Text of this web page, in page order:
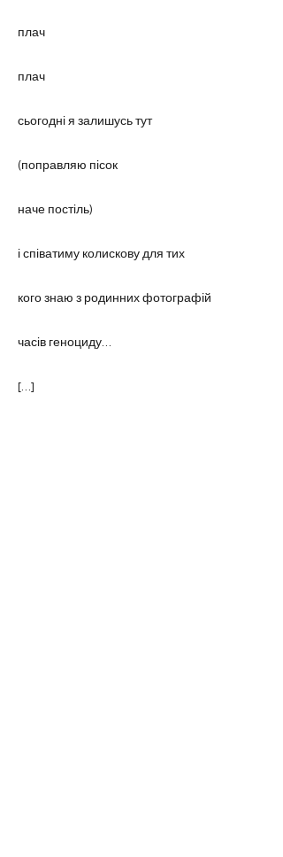
плач
плач
сьогодні я залишусь тут
(поправляю пісок
наче постіль)
і співатиму колискову для тих
кого знаю з родинних фотографій
часів геноциду…
[…]